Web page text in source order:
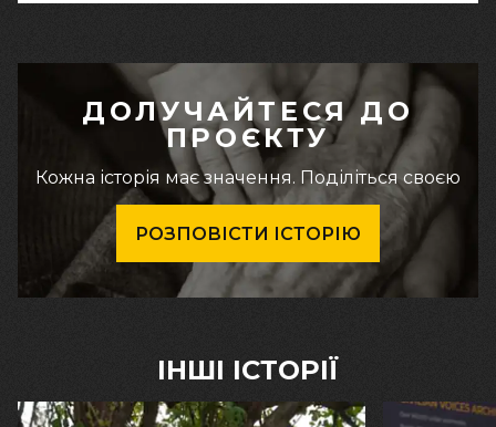
ДОЛУЧАЙТЕСЯ ДО
ПРОЄКТУ
Кожна історія має значення. Поділіться своєю
РОЗПОВІСТИ ІСТОРІЮ
ІНШІ ІСТОРІЇ